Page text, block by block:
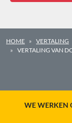
HOME VERTALING
VERTALING VAN
WE WERKEN